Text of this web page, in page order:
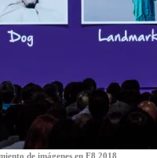
de imágenes en F8 2018